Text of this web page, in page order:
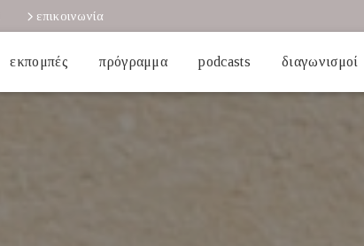
επικοινωνία
εκπομπές πρόγραμμα podcasts διαγωνισμοί